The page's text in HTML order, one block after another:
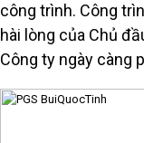
công trình. Công
hài lòng của Chủ
Công ty ngày càng